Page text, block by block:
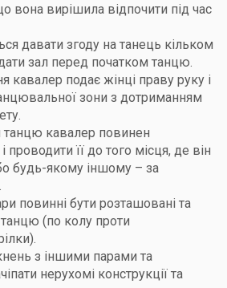
вона вирішила відпочити під час
давати згоду на танець кільком
зал перед початком танцю.
кавалер подає жінці праву руку і
зони з дотриманням
танцю кавалер повинен
проводити її до того місця, де він
будь-якому іншому – за
повинні бути розташовані та
танцю (по колу проти
з іншими парами та
нерухомі конструкції та